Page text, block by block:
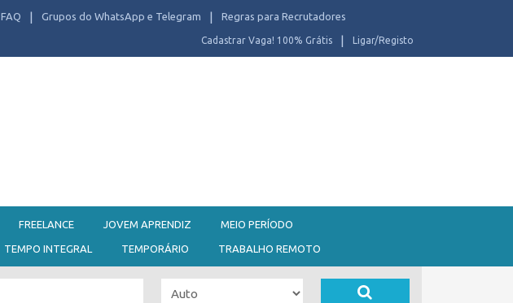
FAQ Grupos do WhatsApp e Telegram Regras para Recrutadores
Ligar/Registo
Cadastrar Vaga! 100% Grátis
FREELANCE JOVEM APRENDIZ MEIO PERÍODO
TEMPO INTEGRAL TEMPORÁRIO TRABALHO REMOTO